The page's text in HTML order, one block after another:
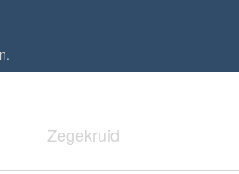
.
Zegekruid